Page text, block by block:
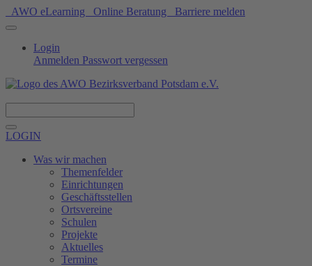
AWO eLearning Online Beratung Barriere melden
Login
Anmelden Passwort vergessen
LOGIN
Was wir machen
Themenfelder
Einrichtungen
Geschäftsstellen
Ortsvereine
Schulen
Projekte
Aktuelles
Termine